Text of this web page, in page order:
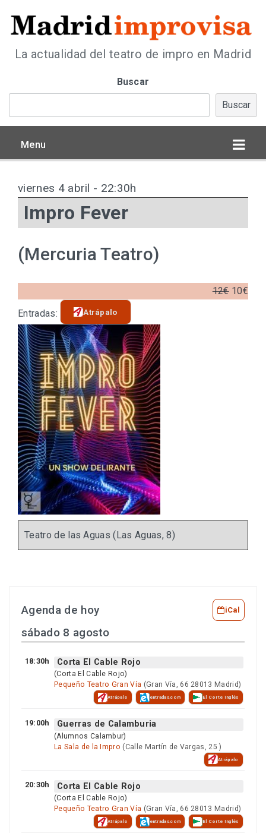
La actualidad del teatro de impro en Madrid
Buscar
Buscar
Menu
viernes 4 abril - 22:30h
Impro Fever
(Mercuria Teatro)
12€10€
Entradas:
Atrápalo
Teatro de las Aguas (Las Aguas, 8)
Agenda de hoy iCal
sábado 8 agosto
18:30h Corta El Cable Rojo
(Corta El Cable Rojo)
Pequeño Teatro Gran Vía (Gran Vía, 66 28013 Madrid)
Atrápalo entradas.com El Corte Inglés
19:00h Guerras de Calamburia
(Alumnos Calambur)
La Sala de la Impro (Calle Martín de Vargas, 25 )
Atrápalo
20:30h Corta El Cable Rojo
(Corta El Cable Rojo)
Pequeño Teatro Gran Vía (Gran Vía, 66 28013 Madrid)
Atrápalo entradas.com El Corte Inglés